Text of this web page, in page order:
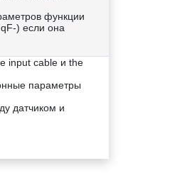
функции
) если она
input cable и the
параметры
датчиком и